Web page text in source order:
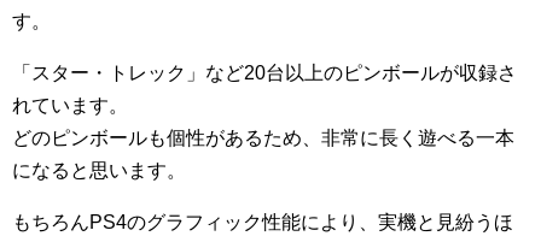
す。
「スター・トレック」など20台以上のピンボールが収録さ
れています。
どのピンボールも個性があるため、非常に長く遊べる一本
になると思います。
もちろんPS4のグラフィック性能により、実機と見紛うほ